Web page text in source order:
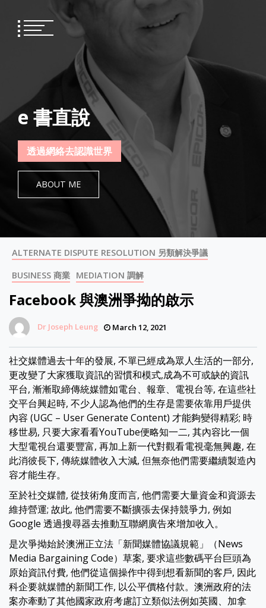
content
e 書直說
透過網絡去認識世界
ABOUT ME
ALTERNATE DISPUTE RESOLUTION 另類解決爭議
BUSINESS 商業 MEDIATION 調解
Facebook 與澳洲爭拗的啟示
Dr Joseph Leung March 12, 2021
社交媒體過去十年的發展, 不單已經成為眾人生活的一部分,
更改變了大家獲取資訊的習慣和模式,成為不可或缺的資訊
平台, 漸漸取締傳統媒體如電台、報章、電視台等, 在這些社
交平台興起時, 不少人認為他們的生存是需要依靠用戶提供
內容 (UGC – User Generate Content) 才能夠變得精彩; 時
移世易, 只要大家看看YouTube便略知一二, 其內容比一個
大型電視台還要豐富, 再加上新一代對觀看電視毫無興趣, 在
此消彼長下, 傳統媒體收入大減, 但無奈他們需要繼續製造內
容才能生存。
至於社交媒體, 從技術角度而言, 他們需要大量資金和資源去
維持營運; 故此, 他們需要不斷擴張去保持競爭力, 例如
Google 透過搜尋器去推動互聯網廣告來增加收入。
是次爭拗始於澳洲正立法「新聞媒體協議規範」（News
Media Bargaining Code）草案, 要求這些數碼平台巨頭為
原始資訊付費, 他們從這個操作中得到想看新聞的客戶, 因此
科企要就媒體的新聞工作, 以公平價格付款。澳洲政府的法
案亦牽動了其他國家政府考慮訂立類似法例如英國、加拿